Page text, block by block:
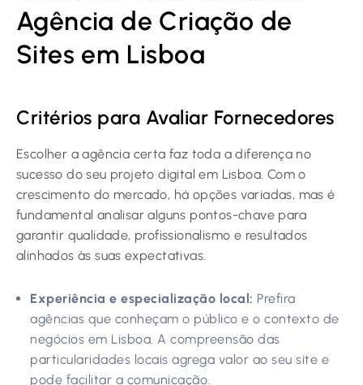
Agência de Criação de
Sites em Lisboa
Critérios para Avaliar Fornecedores
Escolher a agência certa faz toda a diferença no
sucesso do seu projeto digital em Lisboa. Com o
crescimento do mercado, há opções variadas, mas é
fundamental analisar alguns pontos-chave para
garantir qualidade, profissionalismo e resultados
alinhados às suas expectativas.
Experiência e especialização local: Prefira
agências que conheçam o público e o contexto de
negócios em Lisboa. A compreensão das
particularidades locais agrega valor ao seu site e
pode facilitar a comunicação.